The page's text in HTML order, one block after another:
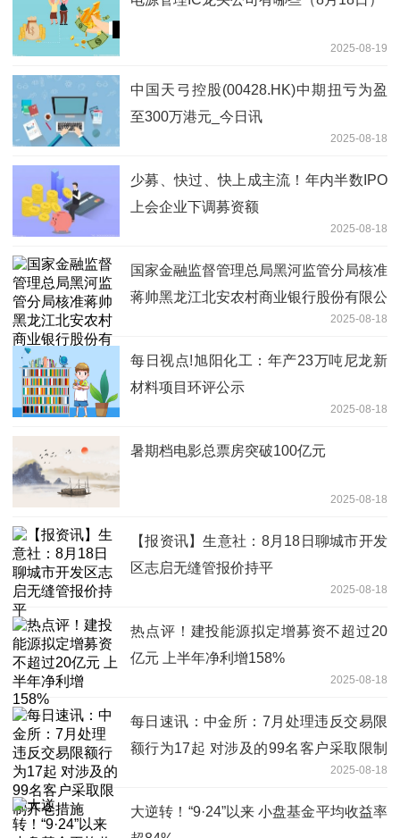
2025-08-19
中国天弓控股(00428.HK)中期扭亏为盈
至300万港元_今日讯
2025-08-18
少募、快过、快上成主流！年内半数IPO
上会企业下调募资额
2025-08-18
国家金融监督管理总局黑河监管分局核准
蒋帅黑龙江北安农村商业银行股份有限公
2025-08-18
每日视点!旭阳化工：年产23万吨尼龙新
材料项目环评公示
2025-08-18
暑期档电影总票房突破100亿元
2025-08-18
【报资讯】生意社：8月18日聊城市开发
区志启无缝管报价持平
2025-08-18
热点评！建投能源拟定增募资不超过20
亿元 上半年净利增158%
2025-08-18
每日速讯：中金所：7月处理违反交易限
额行为17起 对涉及的99名客户采取限制
2025-08-18
大逆转！“9·24”以来 小盘基金平均收益率